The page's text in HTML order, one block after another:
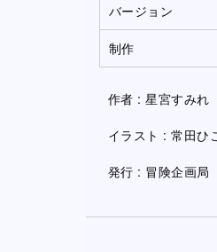
バージョン
制作
作者 : 星宮すみれ
イラスト : 常田ひ
発行 : 冒険企画局